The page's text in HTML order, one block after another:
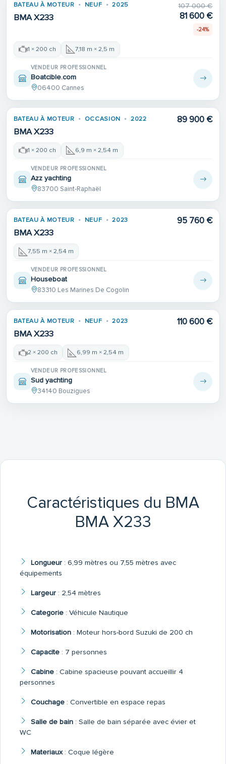
BATEAU À MOTEUR NEUF 2025
BMA X233
107 000 €
81 600 €
-24%
1 × 200 ch 7,18 m × 2,5 m
VENDEUR PROFESSIONNEL
Boatcible.com
06400 Cannes
BATEAU À MOTEUR OCCASION 2022
BMA X233
89 900 €
1 × 200 ch 6,9 m × 2,54 m
VENDEUR PROFESSIONNEL
Azz yachting
83700 Saint-Raphaël
BATEAU À MOTEUR NEUF 2023
BMA X233
95 760 €
7,55 m × 2,54 m
VENDEUR PROFESSIONNEL
Houseboat
83310 Les Marines De Cogolin
BATEAU À MOTEUR NEUF 2023
BMA X233
110 600 €
2 × 200 ch 6,99 m × 2,54 m
VENDEUR PROFESSIONNEL
Sud yachting
34140 Bouzigues
Caractéristiques du BMA
BMA X233
Longueur: 6,99 mètres ou 7,55 mètres avec
équipements
Largeur: 2,54 mètres
Categorie: Véhicule Nautique
Motorisation: Moteur hors-bord Suzuki de 200 ch
Capacite: 7 personnes
Cabine: Cabine spacieuse pouvant accueillir 4
personnes
Couchage: Convertible en espace repas
Salle de bain: Salle de bain séparée avec évier et
WC
Materiaux: Coque légère